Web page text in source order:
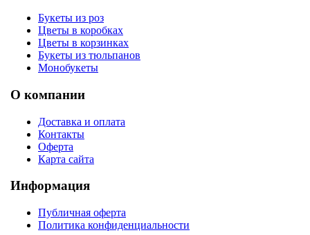
Букеты из роз
Цветы в коробках
Цветы в корзинках
Букеты из тюльпанов
Монобукеты
О компании
Доставка и оплата
Контакты
Оферта
Карта сайта
Информация
Публичная оферта
Политика конфиденциальности